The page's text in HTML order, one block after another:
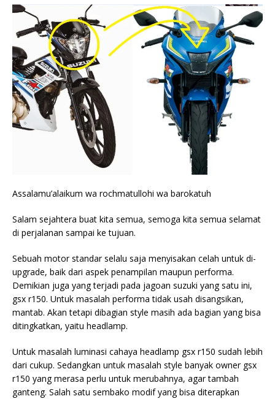
Assalamu’alaikum wa rochmatullohi wa barokatuh
Salam sejahtera buat kita semua, semoga kita semua selamat
di perjalanan sampai ke tujuan.
Sebuah motor standar selalu saja menyisakan celah untuk di-
upgrade, baik dari aspek penampilan maupun performa.
Demikian juga yang terjadi pada jagoan suzuki yang satu ini,
gsx r150. Untuk masalah performa tidak usah disangsikan,
mantab. Akan tetapi dibagian style masih ada bagian yang bisa
ditingkatkan, yaitu headlamp.
Untuk masalah luminasi cahaya headlamp gsx r150 sudah lebih
dari cukup. Sedangkan untuk masalah style banyak owner gsx
r150 yang merasa perlu untuk merubahnya, agar tambah
ganteng. Salah satu sembako modif yang bisa diterapkan